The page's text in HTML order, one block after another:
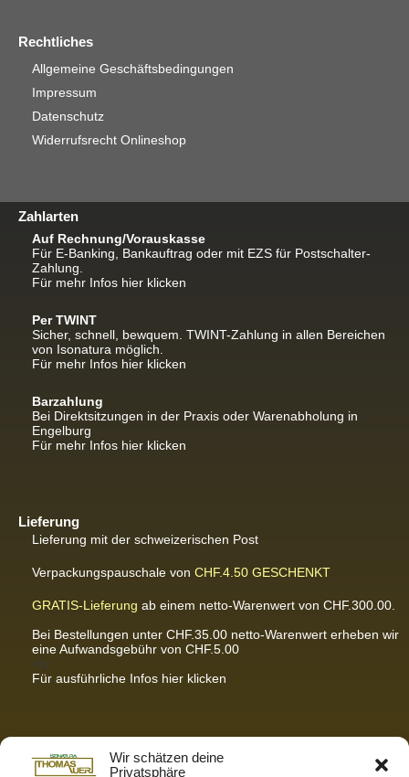
Wir schätzen deine
Privatsphäre
Rechtliches
Allgemeine Geschäftsbedingungen
Impressum
Datenschutz
Widerrufsrecht Onlineshop
Zahlarten
Auf Rechnung/Vorauskasse
Für E-Banking, Bankauftrag oder mit EZS für Postschalter-
Zahlung.
Für mehr Infos hier klicken
Per TWINT
Sicher, schnell, bewquem. TWINT-Zahlung in allen Bereichen
von Isonatura möglich.
Für mehr Infos hier klicken
Barzahlung
Bei Direktsitzungen in der Praxis oder Warenabholung in
Engelburg
Für mehr Infos hier klicken
Lieferung
Lieferung mit der schweizerischen Post
Verpackungspauschale von CHF.4.50 GESCHENKT
GRATIS-Lieferung ab einem netto-Warenwert von CHF.300.00.
Bei Bestellungen unter CHF.35.00 netto-Warenwert erheben wir
eine Aufwandsgebühr von CHF.5.00
<br
Für ausführliche Infos hier klicken
Partnerseiten / Empfehlungen